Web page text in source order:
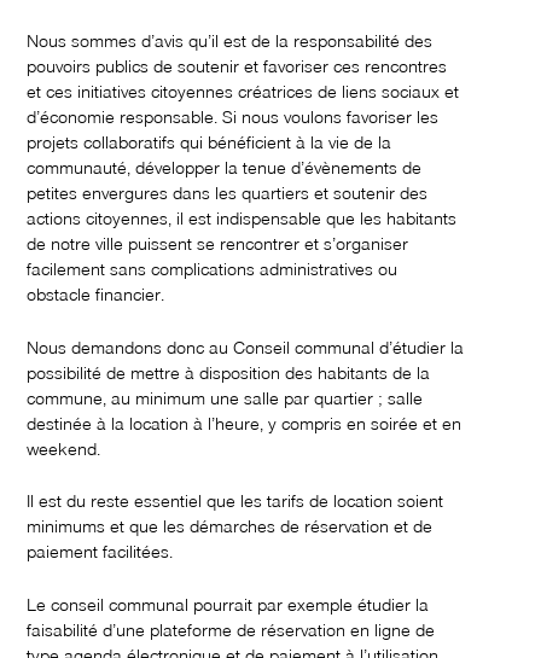
Nous sommes d’avis qu’il est de la responsabilité des
pouvoirs publics de soutenir et favoriser ces rencontres
et ces initiatives citoyennes créatrices de liens sociaux et
d’économie responsable. Si nous voulons favoriser les
projets collaboratifs qui bénéficient à la vie de la
communauté, développer la tenue d’évènements de
petites envergures dans les quartiers et soutenir des
actions citoyennes, il est indispensable que les habitants
de notre ville puissent se rencontrer et s’organiser
facilement sans complications administratives ou
obstacle financier.
Nous demandons donc au Conseil communal d’étudier la
possibilité de mettre à disposition des habitants de la
commune, au minimum une salle par quartier ; salle
destinée à la location à l’heure, y compris en soirée et en
weekend.
Il est du reste essentiel que les tarifs de location soient
minimums et que les démarches de réservation et de
paiement facilitées.
Le conseil communal pourrait par exemple étudier la
faisabilité d’une plateforme de réservation en ligne de